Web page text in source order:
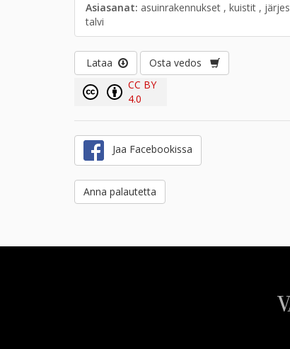
Asiasanat: asuinrakennukset , kuistit ,
talvi
Lataa
Osta vedos
CC BY
4.0
Jaa Facebookissa
Anna palautetta